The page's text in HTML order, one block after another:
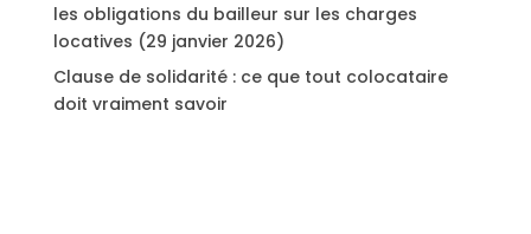
les obligations du bailleur sur les charges
locatives (29 janvier 2026)
Clause de solidarité : ce que tout colocataire
doit vraiment savoir